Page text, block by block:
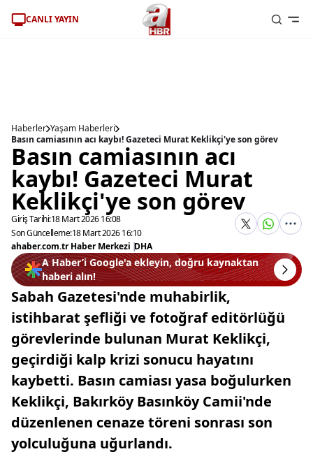
CANLI YAYIN
Haberler Yaşam Haberleri
Basın camiasının acı kaybı! Gazeteci Murat Keklikçi'ye son görev
Basın camiasının acı
kaybı! Gazeteci Murat
Keklikçi'ye son görev
Giriş Tarihi:18 Mart 2026 16:08
Son Güncelleme:18 Mart 2026 16:10
ahaber.com.tr Haber Merkezi |DHA
A Haber’i Google'a ekleyin, doğru kaynaktan
haberi alın!
Sabah Gazetesi'nde muhabirlik,
istihbarat şefliği ve fotoğraf editörlüğü
görevlerinde bulunan Murat Keklikçi,
geçirdiği kalp krizi sonucu hayatını
kaybetti. Basın camiası yasa boğulurken
Keklikçi, Bakırköy Basınköy Camii'nde
düzenlenen cenaze töreni sonrası son
yolculuğuna uğurlandı.